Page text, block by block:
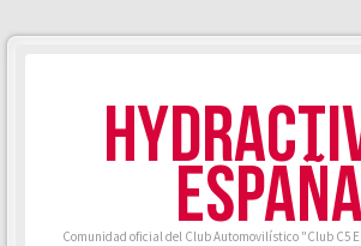
ESPAÑA
Comunidad oficial del Club Automovilístico "Club C5